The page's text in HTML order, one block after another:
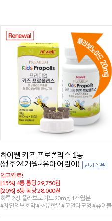
하이웰 키즈 프로폴리스 1통
(생후24개월~유아 어린이)
입고완료!
[15%] 4통 통당 29,750원
[20%] 6통 통당 28,000원
하루 2정,플라보노이드 20mg, 1개월분
#자연의보호막 #초유함유 #코알라모양 #츄어블